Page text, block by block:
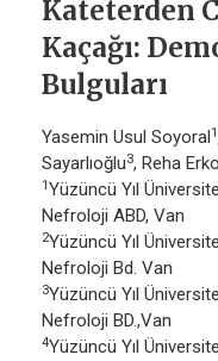
Kateterden
Kaçağı:
Bulguları
Yasemin Usul Soyoral1
Sayarlıoğlu3, Reha
1Yüzüncü Yıl
Nefroloji ABD, Van
2Yüzüncü Yıl
Nefroloji Bd. Van
3Yüzüncü Yıl
Nefroloji BD.,Van
4Yüzüncü Yıl